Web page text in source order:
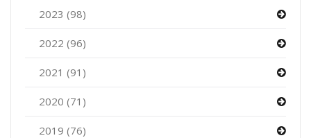
2023 (98)
2022 (96)
2021 (91)
2020 (71)
2019 (76)